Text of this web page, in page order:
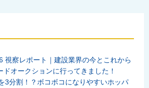
視察レポート｜建設業界の今とこれから
ドオークションに行ってきました！
3分割！？ボコボコになりやすいホッパ